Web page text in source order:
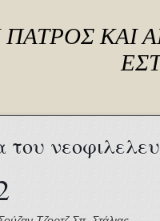
ΠΑΤΡΟΣ ΚΑΙ
του